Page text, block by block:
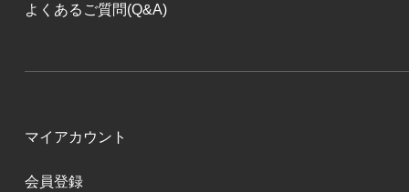
よくあるご質問(Q&A)
マイアカウント
会員登録